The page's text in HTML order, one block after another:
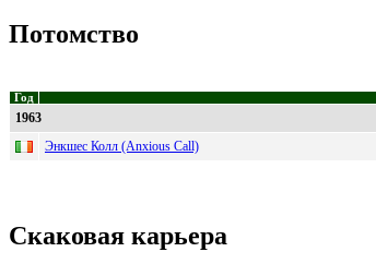
Потомство
Год
1963
Энкшес Колл (Anxious Call)
Скаковая карьера